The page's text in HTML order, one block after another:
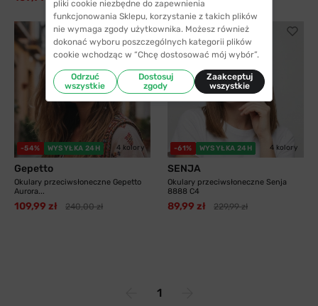
-54% WYSYŁKA 24H 4 kolory
Gepetto
Okulary przeciwsłoneczne Gepetto
Aurora...
109,99 zł 240,00 zł
-61% WYSYŁKA 24H 4 kolory
SENJA
Okulary przeciwsłoneczne Senja
8888 C4
89,99 zł 229,99 zł
1
pliki cookie niezbędne do zapewnienia
funkcjonowania Sklepu, korzystanie z takich plików
nie wymaga zgody użytkownika. Możesz również
dokonać wyboru poszczególnych kategorii plików
cookie wchodząc w “Chcę dostosować mój wybór”.
Odrzuć
wszystkie
Dostosuj
zgody
Zaakceptuj
wszystkie